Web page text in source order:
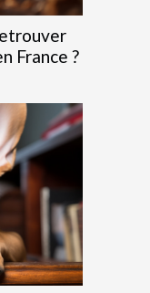
France ?